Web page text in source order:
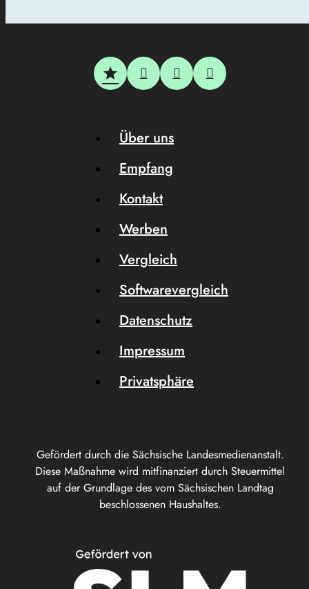
Gefördert durch die Sächsische Landesmedienanstalt.
Diese Maßnahme wird mitfinanziert durch Steuermittel
auf der Grundlage des vom Sächsischen Landtag
beschlossenen Haushaltes.
Über uns
Empfang
Kontakt
Werben
Vergleich
Softwarevergleich
Datenschutz
Impressum
Privatsphäre